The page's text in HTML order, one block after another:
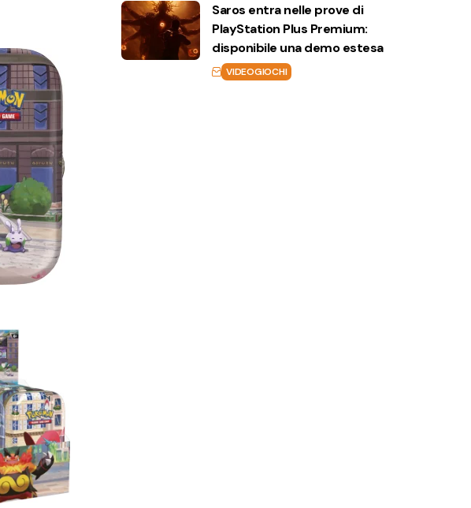
Saros entra nelle prove di
PlayStation Plus Premium:
disponibile una demo estesa
VIDEOGIOCHI